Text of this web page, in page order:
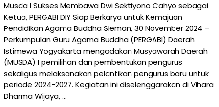
Musda I Sukses Membawa Dwi Sektiyono Cahyo sebagai
Ketua, PERGABI DIY Siap Berkarya untuk Kemajuan
Pendidikan Agama Buddha Sleman, 30 November 2024 –
Perkumpulan Guru Agama Buddha (PERGABI) Daerah
Istimewa Yogyakarta mengadakan Musyawarah Daerah
(MUSDA) I pemilihan dan pembentukan pengurus
sekaligus melaksanakan pelantikan pengurus baru untuk
periode 2024-2027. Kegiatan ini diselenggarakan di Vihara
Dharma Wijaya, …